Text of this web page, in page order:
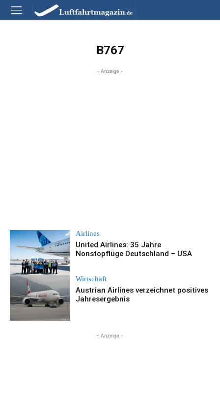
B767
- Anzeige -
Airlines
United Airlines: 35 Jahre
Nonstopflüge Deutschland – USA
Wirtschaft
Austrian Airlines verzeichnet positives
Jahresergebnis
- Anzeige -